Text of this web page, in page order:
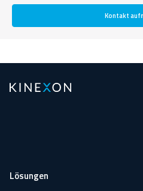
Kontakt
Lösungen